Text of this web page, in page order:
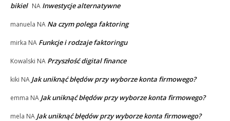
bikiel NA Inwestycje alternatywne
manuela NA Na czym polega faktoring
mirka NA Funkcje i rodzaje faktoringu
Kowalski NA Przyszłość digital finance
kiki NA Jak uniknąć błędów przy wyborze konta firmowego?
emma NA Jak uniknąć błędów przy wyborze konta firmowego?
mela NA Jak uniknąć błędów przy wyborze konta firmowego?